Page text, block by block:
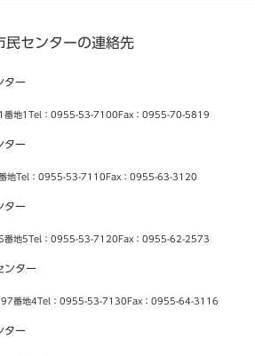
民センターの連絡先
ター
番地1 Tel：0955-53-7100 Fax：0955-70-5819
ター
地Tel：0955-53-7110 Fax：0955-63-3120
ター
番地5Tel：0955-53-7120 Fax：0955-62-2573
ンター
番地4Tel：0955-53-7130 Fax：0955-64-3116
ター